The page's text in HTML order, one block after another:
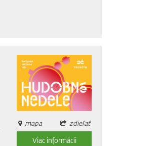
mapa
zdieľať
Viac informácii